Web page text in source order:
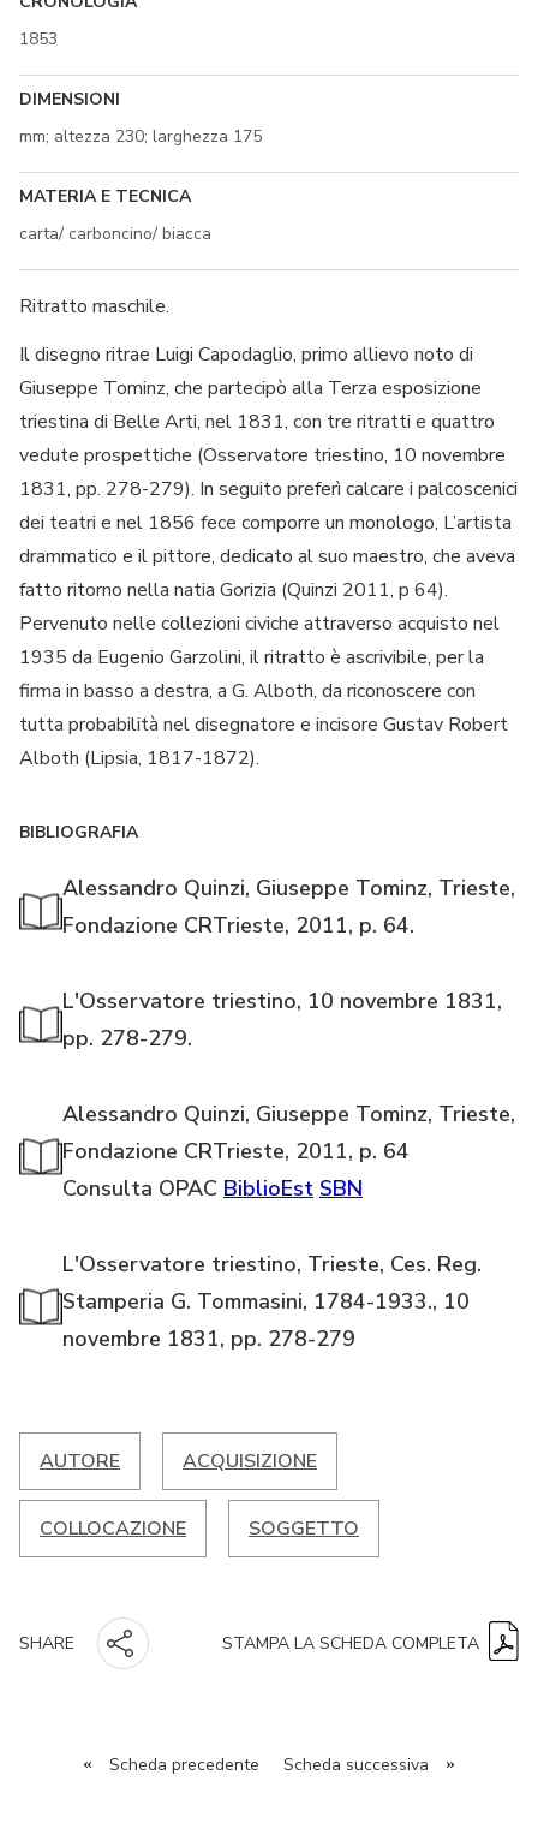
1853
DIMENSIONI
mm; altezza 230; larghezza 175
MATERIA E TECNICA
carta/ carboncino/ biacca
Ritratto maschile.
Il disegno ritrae Luigi Capodaglio, primo allievo noto di
Giuseppe Tominz, che partecipò alla Terza esposizione
triestina di Belle Arti, nel 1831, con tre ritratti e quattro
vedute prospettiche (Osservatore triestino, 10 novembre
1831, pp. 278-279). In seguito preferì calcare i palcoscenici
dei teatri e nel 1856 fece comporre un monologo, L’artista
drammatico e il pittore, dedicato al suo maestro, che aveva
fatto ritorno nella natia Gorizia (Quinzi 2011, p 64).
Pervenuto nelle collezioni civiche attraverso acquisto nel
1935 da Eugenio Garzolini, il ritratto è ascrivibile, per la
firma in basso a destra, a G. Alboth, da riconoscere con
tutta probabilità nel disegnatore e incisore Gustav Robert
Alboth (Lipsia, 1817-1872).
BIBLIOGRAFIA
Alessandro Quinzi, Giuseppe Tominz, Trieste,
Fondazione CRTrieste, 2011, p. 64.
L'Osservatore triestino, 10 novembre 1831,
pp. 278-279.
Alessandro Quinzi, Giuseppe Tominz, Trieste,
Fondazione CRTrieste, 2011, p. 64
Consulta OPAC BiblioEst SBN
L'Osservatore triestino, Trieste, Ces. Reg.
Stamperia G. Tommasini, 1784-1933., 10
novembre 1831, pp. 278-279
AUTORE ACQUISIZIONE
COLLOCAZIONE SOGGETTO
SHARE STAMPA LA SCHEDA COMPLETA
« Scheda precedente Scheda successiva »